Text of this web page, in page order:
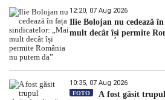
12:20, 07 Aug 2026
Ilie Bolojan nu cedează
mult decât își permite
10:35, 07 Aug 2026
FOTO
A fost găsit